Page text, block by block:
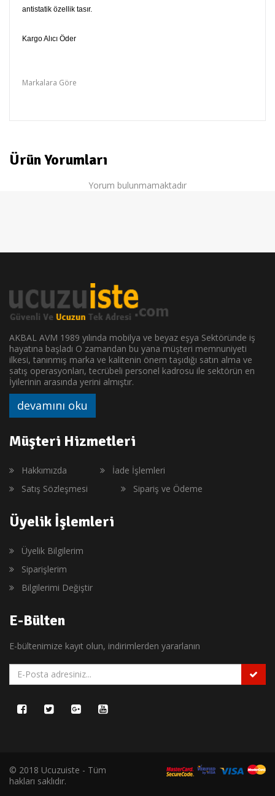
antistatik özellik tasır.
Kargo Alıcı Öder
Markalara Göre
Ürün Yorumları
Yorum bulunmamaktadır
AKBAL AVM 1989 yılında mobilya ve beyaz eşya Sektöründe iş
hayatına başladı O zamandan bu yana müşteri memnuniyeti
ilkesi, tanınmış marka ve kalitenin önem taşıdığı satın alma ve
satış operasyonları, tecrübeli personel kadrosu ile sektörün en
İyilerinin arasında yerini almıştır.
devamını oku
Müşteri Hizmetleri
Hakkımızda
İade İşlemleri
Satış Sözleşmesi
Sipariş ve Ödeme
Üyelik İşlemleri
Üyelik Bilgilerim
Siparişlerim
Bilgilerimi Değiştir
E-Bülten
E-bültenimize kayıt olun, indirimlerden yararlanın
© 2018 Ucuzuiste - Tüm
hakları saklıdır.